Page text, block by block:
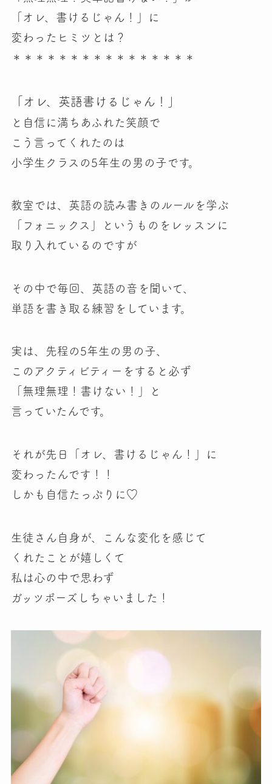
「オレ、書けるじゃん！」に
変わったヒミツとは？
＊＊＊＊＊＊＊＊＊＊＊＊＊＊＊＊
「オレ、英語書けるじゃん！」
と自信に満ちあふれた笑顔で
こう言ってくれたのは
小学生クラスの5年生の男の子です。
教室では、英語の読み書きのルールを学ぶ
「フォニックス」というものをレッスンに
取り入れているのですが
その中で毎回、英語の音を聞いて、
単語を書き取る練習をしています。
実は、先程の5年生の男の子、
このアクティビティーをすると必ず
「無理無理！書けない！」
と
言っていたんです。
それが先日
「オレ、書けるじゃん！」に
変わったんです！！
しかも自信たっぷりに♡
生徒さん自身が、こんな変化を感じて
くれたことが嬉しくて
私は心の中で思わず
ガッツポーズしちゃいました！